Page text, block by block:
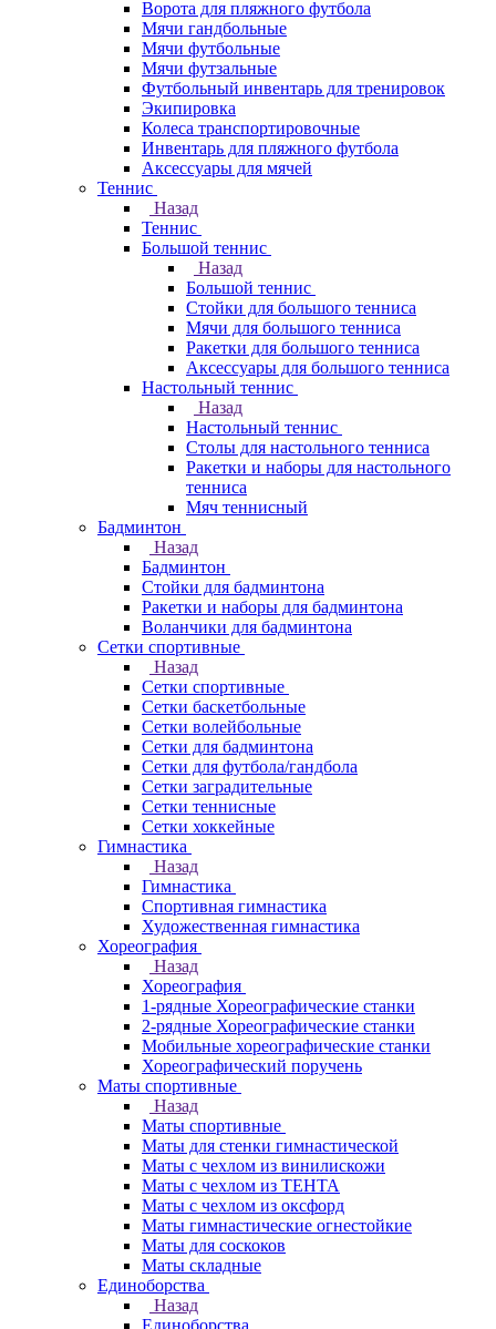
Ворота для пляжного футбола
Мячи гандбольные
Мячи футбольные
Мячи футзальные
Футбольный инвентарь для тренировок
Экипировка
Колеса транспортировочные
Инвентарь для пляжного футбола
Аксессуары для мячей
Теннис
Назад
Теннис
Большой теннис
Назад
Большой теннис
Стойки для большого тенниса
Мячи для большого тенниса
Ракетки для большого тенниса
Аксессуары для большого тенниса
Настольный теннис
Назад
Настольный теннис
Столы для настольного тенниса
Ракетки и наборы для настольного
тенниса
Мяч теннисный
Бадминтон
Назад
Бадминтон
Стойки для бадминтона
Ракетки и наборы для бадминтона
Воланчики для бадминтона
Сетки спортивные
Назад
Сетки спортивные
Сетки баскетбольные
Сетки волейбольные
Сетки для бадминтона
Сетки для футбола/гандбола
Сетки заградительные
Сетки теннисные
Сетки хоккейные
Гимнастика
Назад
Гимнастика
Спортивная гимнастика
Художественная гимнастика
Хореография
Назад
Хореография
1-рядные Хореографические станки
2-рядные Хореографические станки
Мобильные хореографические станки
Хореографический поручень
Маты спортивные
Назад
Маты спортивные
Маты для стенки гимнастической
Маты с чехлом из винилискожи
Маты с чехлом из ТЕНТА
Маты с чехлом из оксфорд
Маты гимнастические огнестойкие
Маты для соскоков
Маты складные
Единоборства
Назад
Единоборства